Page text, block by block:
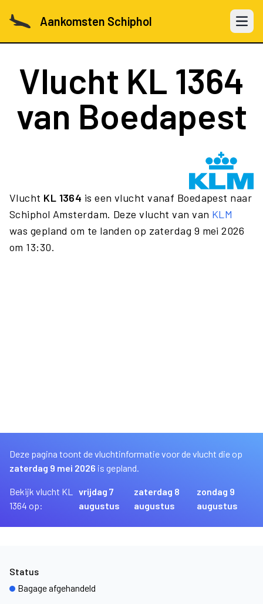
Aankomsten Schiphol Open
Vlucht KL 1364
van Boedapest
Vlucht KL 1364 is een vlucht vanaf Boedapest naar
Schiphol Amsterdam. Deze vlucht van van KLM
was gepland om te landen op zaterdag 9 mei 2026
om 13:30.
Deze pagina toont de vluchtinformatie voor de vlucht die op
zaterdag 9 mei 2026 is gepland.
Bekijk vlucht KL
1364 op:
vrijdag 7
augustus
zaterdag 8
augustus
zondag 9
augustus
Status
Bagage afgehandeld